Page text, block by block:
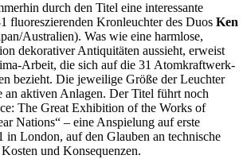
durch den Titel eine interessante
fluoreszierenden Kronleuchter des Duos Ken
Australien). Was wie eine harmlose,
dekorativer Antiquitäten aussieht, erweist
Arbeit, die sich auf die 31 Atomkraftwerk-
bezieht. Die jeweilige Größe der Leuchter
an aktiven Anlagen. Der Titel führt noch
The Great Exhibition of the Works of
Nations“ – eine Anspielung auf erste
in London, auf den Glauben an technische
und Konsequenzen.